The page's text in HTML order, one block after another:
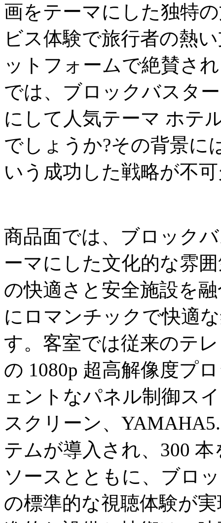
画をテーマにした独特
ビス体験で旅行者の熱
ットフォームで絶賛さ
では、ブロックバスタ
にして人気テーマ ホテ
でしょうか?その背景に
いう成功した戦略が不
商品面では、ブロック
ーマにした文化的な雰
の快適さと安全施設を
にロマンチックで快適
す。客室では従来のテ
の 1080p 超高解像度プ
ェントなパネル制御ス
スクリーン、
テムが導入され、300
ソースとともに、ブロ
の標準的な視聴体験が